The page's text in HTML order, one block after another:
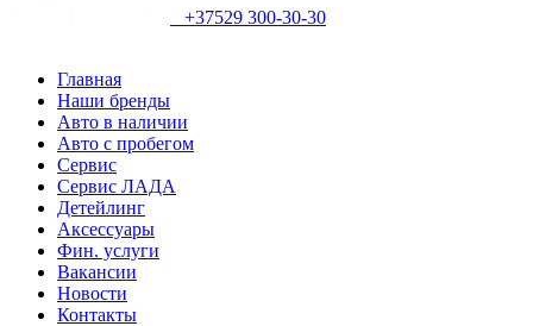
+37529 300-30-30
Главная
Наши бренды
Авто в наличии
Авто с пробегом
Сервис
Сервис ЛАДА
Детейлинг
Аксессуары
Фин. услуги
Вакансии
Новости
Контакты